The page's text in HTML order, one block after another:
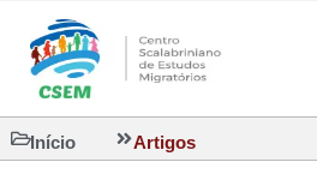
Início Artigos